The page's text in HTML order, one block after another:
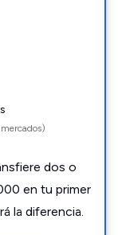
dos o
en tu primer
la diferencia.